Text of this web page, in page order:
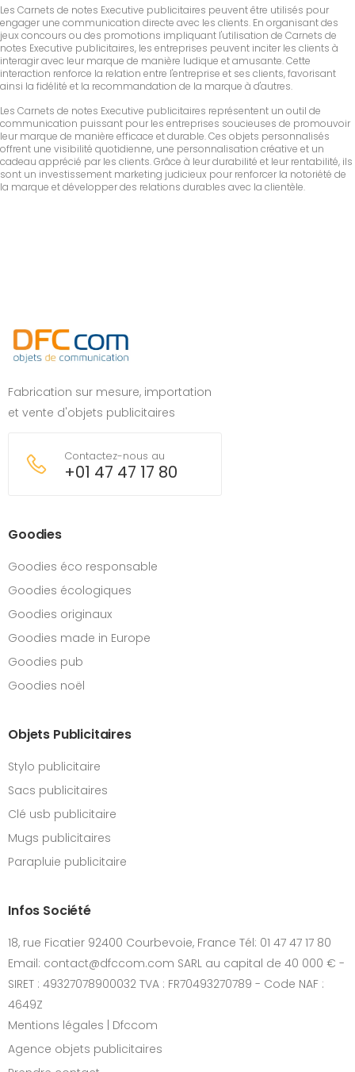
Les Carnets de notes Executive publicitaires peuvent être utilisés pour
engager une communication directe avec les clients. En organisant des
jeux concours ou des promotions impliquant l'utilisation de Carnets de
notes Executive publicitaires, les entreprises peuvent inciter les clients à
interagir avec leur marque de manière ludique et amusante. Cette
interaction renforce la relation entre l'entreprise et ses clients, favorisant
ainsi la fidélité et la recommandation de la marque à d'autres.
Les Carnets de notes Executive publicitaires représentent un outil de
communication puissant pour les entreprises soucieuses de promouvoir
leur marque de manière efficace et durable. Ces objets personnalisés
offrent une visibilité quotidienne, une personnalisation créative et un
cadeau apprécié par les clients. Grâce à leur durabilité et leur rentabilité, ils
sont un investissement marketing judicieux pour renforcer la notoriété de
la marque et développer des relations durables avec la clientèle.
Fabrication sur mesure, importation
et vente d'objets publicitaires
Contactez-nous au
+01 47 47 17 80
Goodies
Goodies éco responsable
Goodies écologiques
Goodies originaux
Goodies made in Europe
Goodies pub
Goodies noël
Objets Publicitaires
Stylo publicitaire
Sacs publicitaires
Clé usb publicitaire
Mugs publicitaires
Parapluie publicitaire
Infos Société
18, rue Ficatier 92400 Courbevoie, France Tél: 01 47 47 17 80
Email: contact@dfccom.com SARL au capital de 40 000 € -
SIRET : 49327078900032 TVA : FR70493270789 - Code NAF :
4649Z
Mentions légales | Dfccom
Agence objets publicitaires